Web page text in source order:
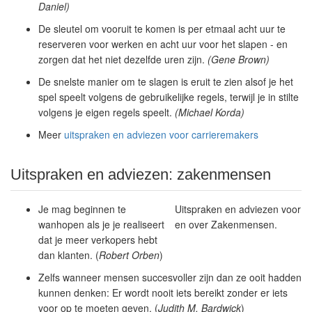
Daniel)
De sleutel om vooruit te komen is per etmaal acht uur te
reserveren voor werken en acht uur voor het slapen - en
zorgen dat het niet dezelfde uren zijn. (Gene Brown)
De snelste manier om te slagen is eruit te zien alsof je het
spel speelt volgens de gebruikelijke regels, terwijl je in stilte
volgens je eigen regels speelt. (Michael Korda)
Meer uitspraken en adviezen voor carrieremakers
Uitspraken en adviezen: zakenmensen
Uitspraken en adviezen voor
en over Zakenmensen.
Je mag beginnen te
wanhopen als je je realiseert
dat je meer verkopers hebt
dan klanten. (Robert Orben)
Zelfs wanneer mensen succesvoller zijn dan ze ooit hadden
kunnen denken: Er wordt nooit iets bereikt zonder er iets
voor op te moeten geven. (Judith M. Bardwick)